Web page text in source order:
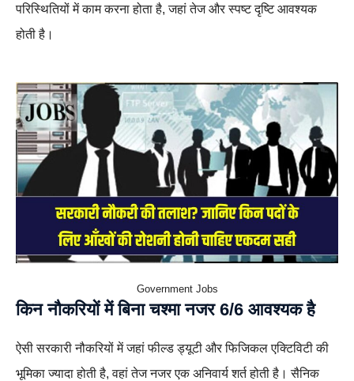
परिस्थितियों में काम करना होता है, जहां तेज और स्पष्ट दृष्टि आवश्यक
होती है।
Government Jobs
किन नौकरियों में बिना चश्मा नजर 6/6 आवश्यक है
ऐसी सरकारी नौकरियों में जहां फील्ड ड्यूटी और फिजिकल एक्टिविटी की
भूमिका ज्यादा होती है, वहां तेज नजर एक अनिवार्य शर्त होती है। सैनिक